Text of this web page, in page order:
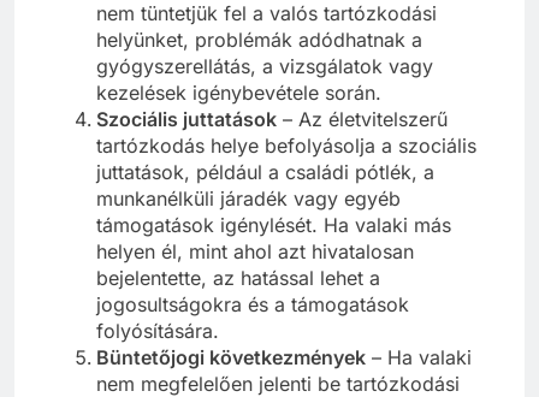
nem tüntetjük fel a valós tartózkodási
helyünket, problémák adódhatnak a
gyógyszerellátás, a vizsgálatok vagy
kezelések igénybevétele során.
Szociális juttatások – Az életvitelszerű
tartózkodás helye befolyásolja a szociális
juttatások, például a családi pótlék, a
munkanélküli járadék vagy egyéb
támogatások igénylését. Ha valaki más
helyen él, mint ahol azt hivatalosan
bejelentette, az hatással lehet a
jogosultságokra és a támogatások
folyósítására.
Büntetőjogi következmények – Ha valaki
nem megfelelően jelenti be tartózkodási